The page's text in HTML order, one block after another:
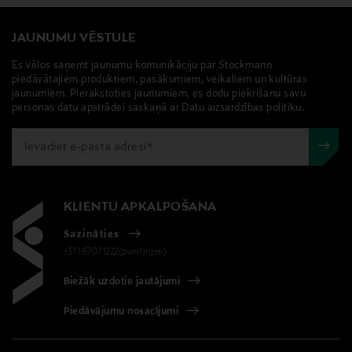
JAUNUMU VĒSTULE
Es vēlos saņemt jaunumu komunikāciju par Stockmann
piedāvātajiem produktiem, pasākumiem, veikaliem un kultūras
jaunumiem. Pierakstoties jaunumiem, es dodu piekrišanu savu
personas datu apstrādei saskaņā ar Datu aizsardzības politiku.
KLIENTU APKALPOŠANA
Sazināties
+371 67071222(pvm/mpm)
Biežāk uzdotie jautājumi
Piedāvājumu nosacījumi